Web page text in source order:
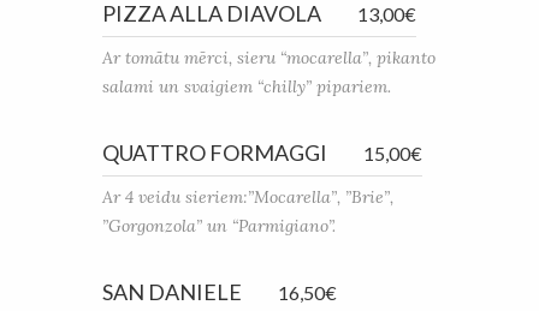
PIZZA ALLA DIAVOLA 13,00€
Ar tomātu mērci, sieru “mocarella”, pikanto
salami un svaigiem “chilly” pipariem.
QUATTRO FORMAGGI 15,00€
Ar 4 veidu sieriem:”Mocarella”, ”Brie”,
”Gorgonzola” un “Parmigiano”.
SAN DANIELE 16,50€